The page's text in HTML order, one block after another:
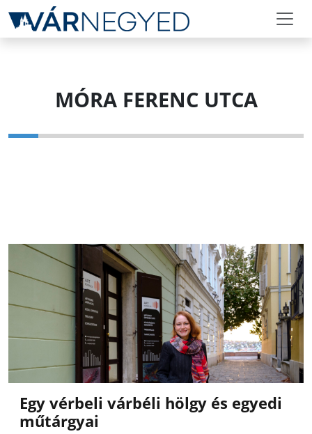
MÓRA FERENC UTCA
Egy vérbeli várbéli hölgy és egyedi
műtárgyai